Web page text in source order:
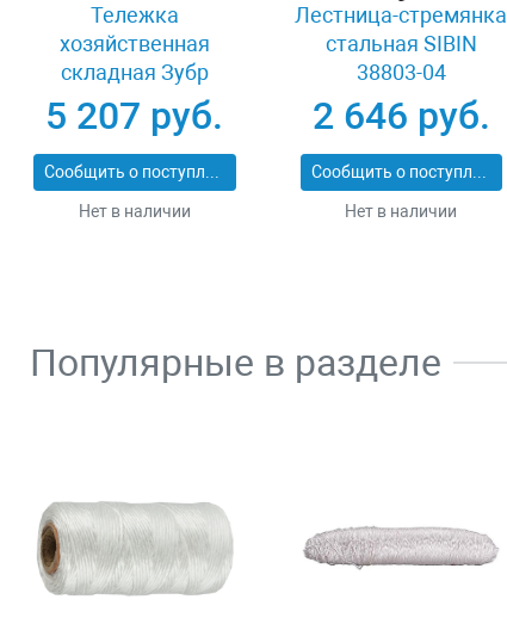
Тележка
хозяйственная
складная Зубр
ЭКСПЕРТ 38750-60
5 207 руб.
Сообщить о поступлении
Нет в наличии
Лестница-стремянка
стальная SIBIN
38803-04
2 646 руб.
Сообщить о поступлении
Нет в наличии
Популярные в разделе